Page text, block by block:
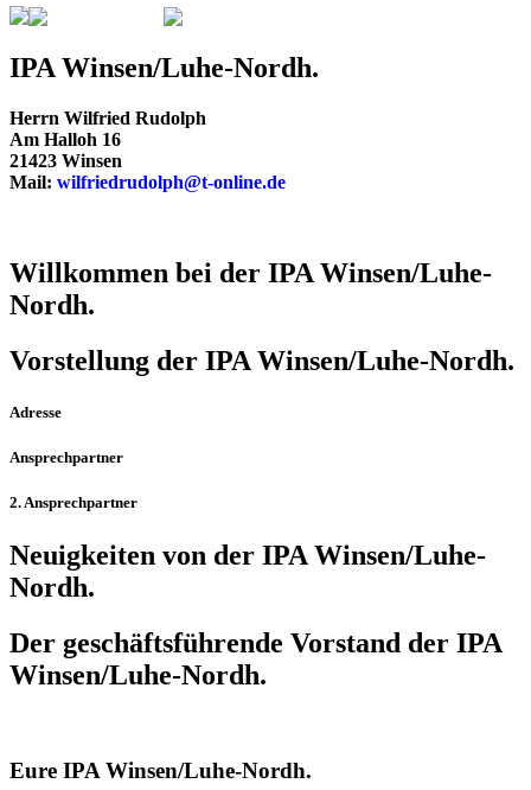
IPA Winsen/Luhe-Nordh.
Herrn Wilfried Rudolph
Am Halloh 16
21423 Winsen
Mail: wilfriedrudolph@t-online.de
Willkommen bei der IPA Winsen/Luhe-
Nordh.
Vorstellung der IPA Winsen/Luhe-Nordh.
Adresse
Ansprechpartner
2. Ansprechpartner
Neuigkeiten von der IPA Winsen/Luhe-
Nordh.
Der geschäfts­führende Vorstand der IPA
Winsen/Luhe-Nordh.
Eure IPA Winsen/Luhe-Nordh.